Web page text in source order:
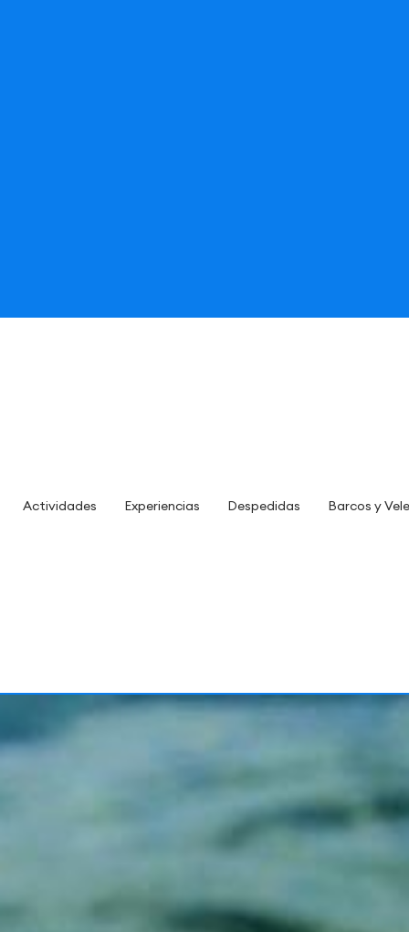
Actividades Experiencias Despedidas Barcos y